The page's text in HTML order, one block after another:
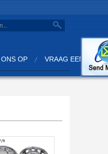
search
OP VRAAG EEN